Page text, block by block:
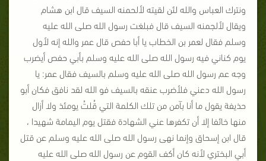
ونترك العباس والله لئن لقيته لألحمنه السيف قال ابن هشام
ويقال لألجمنه السيف قال فبلغت رسول الله صلى الله عليه
وسلم فقال لعمر بن الخطاب يا أبا حفص قال عمر والله إنه لأول
يوم كناني فيه رسول الله صلى الله عليه وسلم بأبي حفص أيضرب
وجه عم رسول الله صلى الله عليه وسلم بالسيف فقال عمر: يا
رسول الله دعني فلأضرب عنقه بالسيف فو الله لقد نافق فكان أبو
حذيفة يقول ما أنا بآمن من تلك الكلمة التي قُلتُ يومئذ ولا أزال
منها خائفا إلا أن تكفرها عني الشهادة فقتل يوم اليمامة شهيدا ،
قال ابن إسحاق وإنما نهى رسول الله صلى الله عليه وسلم عن قتل
أبي البختري لأنه كان أكف القوم عن رسول الله صلى الله عليه